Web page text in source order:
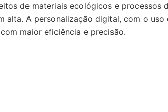
de materiais ecológicos e processos
alta. A personalização digital, com o
maior eficiência e precisão.